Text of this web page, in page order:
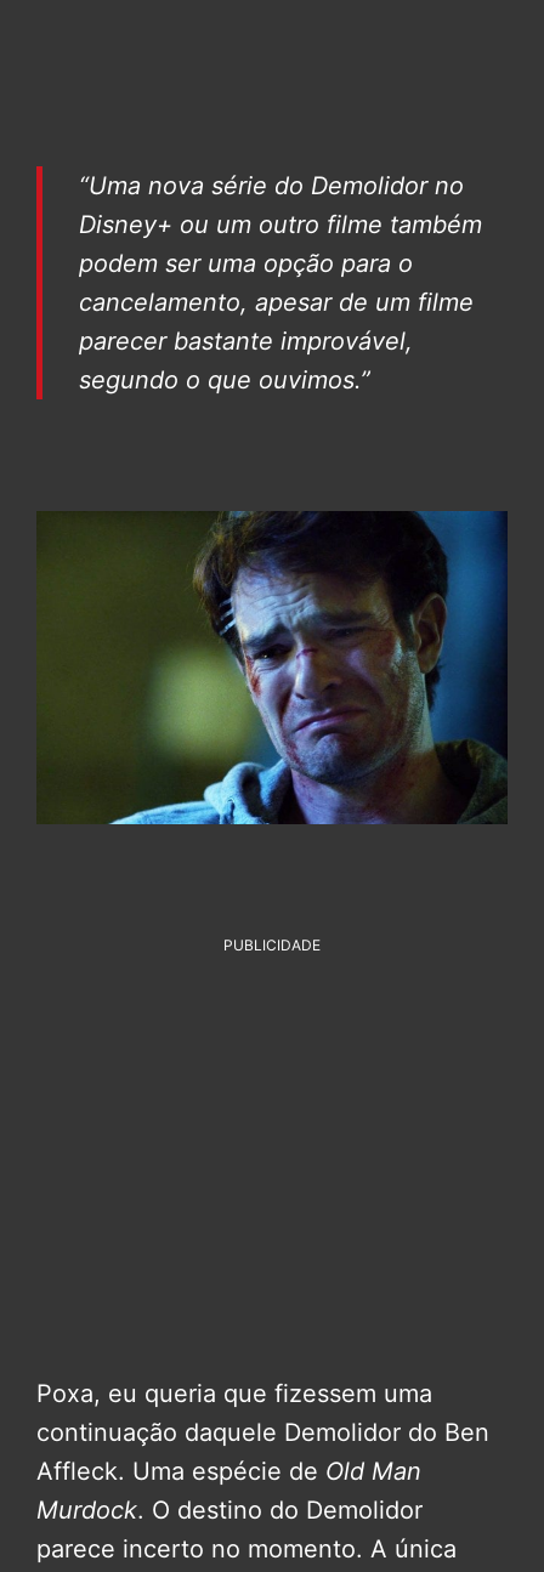
“Uma nova série do Demolidor no
Disney+ ou um outro filme também
podem ser uma opção para o
cancelamento, apesar de um filme
parecer bastante improvável,
segundo o que ouvimos.”
PUBLICIDADE
Poxa, eu queria que fizessem uma
continuação daquele Demolidor do Ben
Affleck. Uma espécie de Old Man
Murdock. O destino do Demolidor
parece incerto no momento. A única